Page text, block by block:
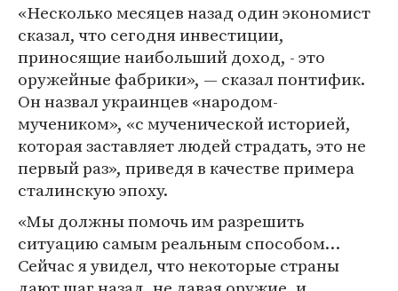
«Несколько месяцев назад один экономист
сказал, что сегодня инвестиции,
приносящие наибольший доход, - это
оружейные фабрики», — сказал понтифик.
Он назвал украинцев «народом-
мучеником», «с мученической историей,
которая заставляет людей страдать, это не
первый раз», приведя в качестве примера
сталинскую эпоху.
«Мы должны помочь им разрешить
ситуацию самым реальным способом…
Сейчас я увидел, что некоторые страны